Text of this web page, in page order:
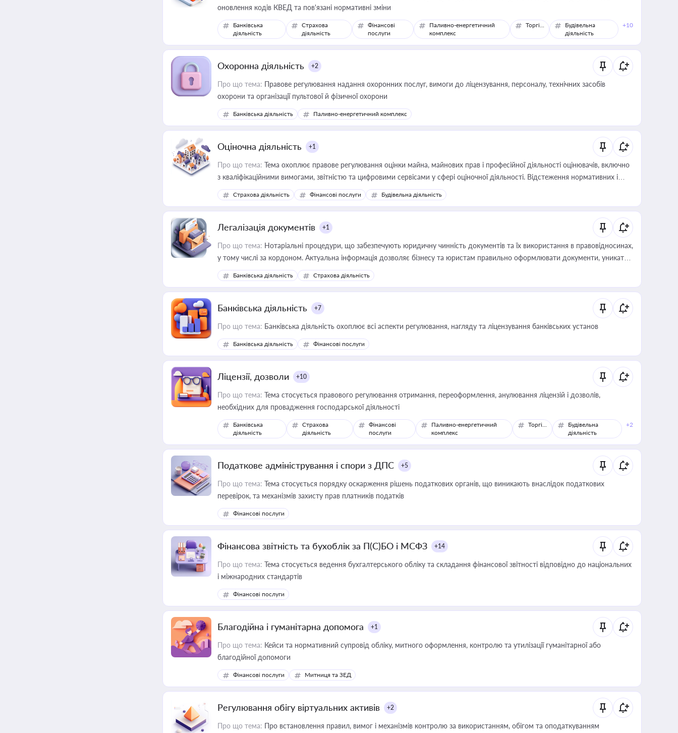
оновлення кодів КВЕД та пов'язані нормативні зміни
Банківська
діяльність
Страхова
діяльність
Фінансові
послуги
Паливно-енергетичний
комплекс
Торгівля
Будівельна
діяльність
+10
Охоронна діяльність +2
Про що тема: Правове регулювання надання охоронних послуг, вимоги до ліцензування, персоналу, технічних засобів
охорони та організації пультової й фізичної охорони
Банківська діяльність Паливно-енергетичний комплекс
Оціночна діяльність +1
Про що тема: Тема охоплює правове регулювання оцінки майна, майнових прав і професійної діяльності оцінювачів, включно
з кваліфікаційними вимогами, звітністю та цифровими сервісами у сфері оціночної діяльності. Відстеження нормативних і
медійних змін у цій сфері корисне для власника бізнесу, керівника, юриста або бухгалтера під час оподаткування,
приватизації, оренди державного майна, корпоративних угод і перевірки статусу суб'єктів оціночної діяльності
Страхова діяльність Фінансові послуги Будівельна діяльність
Легалізація документів +1
Про що тема: Нотаріальні процедури, що забезпечують юридичну чинність документів та їх використання в правовідносинах,
у тому числі за кордоном. Актуальна інформація дозволяє бізнесу та юристам правильно оформлювати документи, уникати
ризиків недійсності та забезпечувати їх належне прийняття органами влади та контрагентами
Банківська діяльність Страхова діяльність
Банківська діяльність +7
Про що тема: Банківська діяльність охоплює всі аспекти регулювання, нагляду та ліцензування банківських установ
Банківська діяльність Фінансові послуги
Ліцензії, дозволи +10
Про що тема: Тема стосується правового регулювання отримання, переоформлення, анулювання ліцензій і дозволів,
необхідних для провадження господарської діяльності
Банківська
діяльність
Страхова
діяльність
Фінансові
послуги
Паливно-енергетичний
комплекс
Торгівля
Будівельна
діяльність
+2
Податкове адміністрування і спори з ДПС +5
Про що тема: Тема стосується порядку оскарження рішень податкових органів, що виникають внаслідок податкових
перевірок, та механізмів захисту прав платників податків
Фінансові послуги
Фінансова звітність та бухоблік за П(С)БО і МСФЗ +14
Про що тема: Тема стосується ведення бухгалтерського обліку та складання фінансової звітності відповідно до національних
і міжнародних стандартів
Фінансові послуги
Благодійна і гуманітарна допомога +1
Про що тема: Кейси та нормативний супровід обліку, митного оформлення, контролю та утилізації гуманітарної або
благодійної допомоги
Фінансові послуги Митниця та ЗЕД
Регулювання обігу віртуальних активів +2
Про що тема: Про встановлення правил, вимог і механізмів контролю за використанням, обігом та оподаткуванням